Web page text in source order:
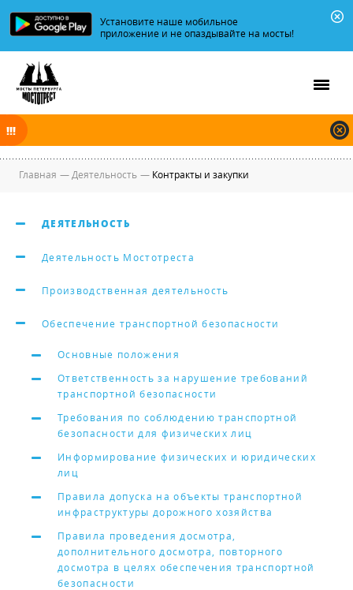
Установите наше мобильное
приложение и не опаздывайте на мосты!
разводятся по графику.
Главная — Деятельность — Контракты и закупки
ДЕЯТЕЛЬНОСТЬ
Деятельность Мостотреста
Производственная деятельность
Обеспечение транспортной безопасности
Основные положения
Ответственность за нарушение требований
транспортной безопасности
Требования по соблюдению транспортной
безопасности для физических лиц
Информирование физических и юридических
лиц
Правила допуска на объекты транспортной
инфраструктуры дорожного хозяйства
Правила проведения досмотра,
дополнительного досмотра, повторного
досмотра в целях обеспечения транспортной
безопасности